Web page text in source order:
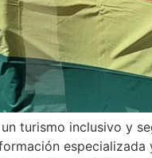
turismo inclusivo y